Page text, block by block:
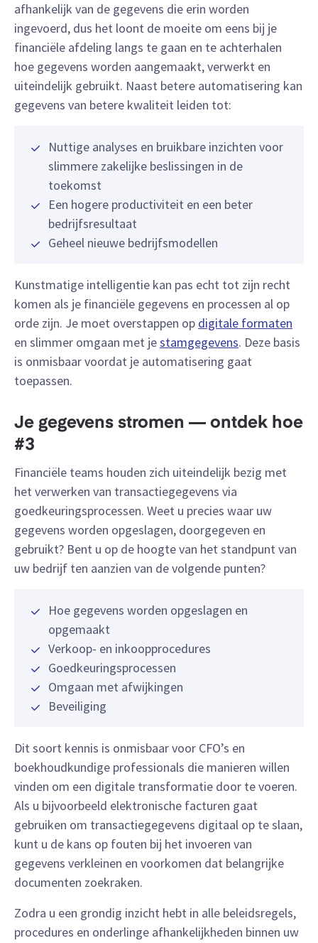
afhankelijk van de gegevens die erin worden
ingevoerd, dus het loont de moeite om eens bij je
financiële afdeling langs te gaan en te achterhalen
hoe gegevens worden aangemaakt, verwerkt en
uiteindelijk gebruikt. Naast betere automatisering kan
gegevens van betere kwaliteit leiden tot:
Nuttige analyses en bruikbare inzichten voor
slimmere zakelijke beslissingen in de
toekomst
Een hogere productiviteit en een beter
bedrijfsresultaat
Geheel nieuwe bedrijfsmodellen
Kunstmatige intelligentie kan pas echt tot zijn recht
komen als je financiële gegevens en processen al op
orde zijn. Je moet overstappen op digitale formaten
en slimmer omgaan met jestamgegevens. Deze basis
is onmisbaar voordat je automatisering gaat
toepassen.
Je gegevens stromen — ontdek hoe
#3
Financiële teams houden zich uiteindelijk bezig met
het verwerken van transactiegegevens via
goedkeuringsprocessen. Weet u precies waar uw
gegevens worden opgeslagen, doorgegeven en
gebruikt? Bent u op de hoogte van het standpunt van
uw bedrijf ten aanzien van de volgende punten?
Hoe gegevens worden opgeslagen en
opgemaakt
Verkoop- en inkoopprocedures
Goedkeuringsprocessen
Omgaan met afwijkingen
Beveiliging
Dit soort kennis is onmisbaar voor CFO’s en
boekhoudkundige professionals die manieren willen
vinden om een digitale transformatie door te voeren.
Als u bijvoorbeeld elektronische facturen gaat
gebruiken om transactiegegevens digitaal op te slaan,
kunt u de kans op fouten bij het invoeren van
gegevens verkleinen en voorkomen dat belangrijke
documenten zoekraken.
Zodra u een grondig inzicht hebt in alle beleidsregels,
procedures en onderlinge afhankelijkheden binnen uw